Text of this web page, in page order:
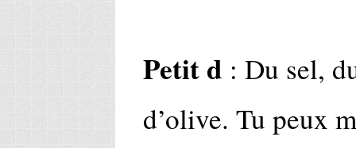
Petit d : Du sel,
d’olive. Tu peux